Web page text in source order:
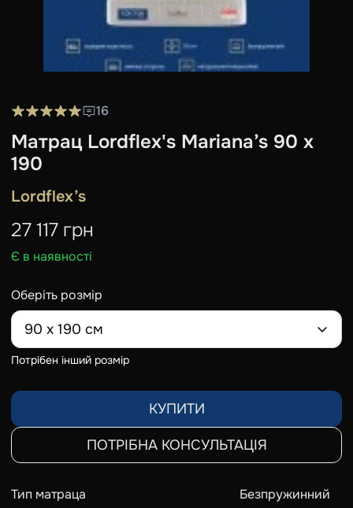
16
Матрац Lordflex's Mariana’s 90 х
190
Lordflex’s
27 117 грн
Є в наявності
Оберіть розмір
90 х 190 см
Потрібен інший розмір
КУПИТИ
ПОТРІБНА КОНСУЛЬТАЦІЯ
Тип матраца
Безпружинний